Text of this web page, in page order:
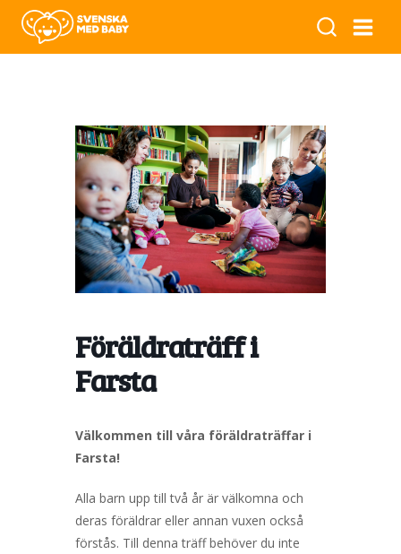
Föräldraträff i
Farsta
Välkommen till våra föräldraträffar i
Farsta!
Alla barn upp till två år är välkomna och
deras föräldrar eller annan vuxen också
förstås. Till denna träff behöver du inte